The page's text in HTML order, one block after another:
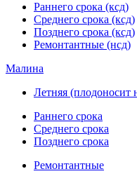
Раннего срока (ксд)
Среднего срока (ксд)
Позднего срока (ксд)
Ремонтантные (нсд)
Малина
Летняя (плодоносит
Раннего срока
Среднего срока
Позднего срока
Ремонтантные